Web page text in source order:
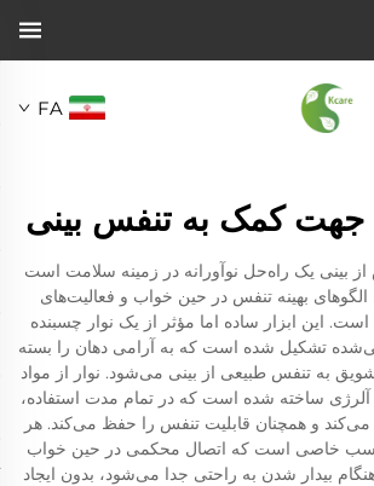
FA
جهت کمک به تنفس بینی
از بینی یک راه‌حل نوآورانه در زمینه سلامت است
الگوهای بهینه تنفس در حین خواب و فعالیت‌های
این ابزار ساده اما مؤثر از یک نوار چسبنده
تشکیل شده است که به آرامی دهان را بسته
به تنفس طبیعی از بینی می‌شود. نوار از مواد
ساخته شده است که در تمام مدت استفاده،
می‌کند و همچنان قابلیت تنفس را حفظ می‌کند. هر
چسب خاصی است که اتصال محکمی در حین خواب
بیدار شدن به راحتی جدا می‌شود، بدون ایجاد